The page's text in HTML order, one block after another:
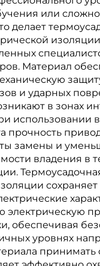
или
делает
Материал
и ударных
в зонах
использовании
прочность
замены и
владения в
сохраняет
электрическую
обеспечивая
уровнях